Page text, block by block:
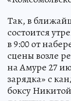
Так, в
состоится
в 9:00 от
сцены возле
на Амуре 27
зарядка» с
боксу